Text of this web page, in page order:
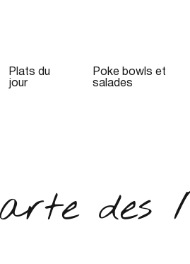
Plats du
jour
Poke bowls et
salades
des